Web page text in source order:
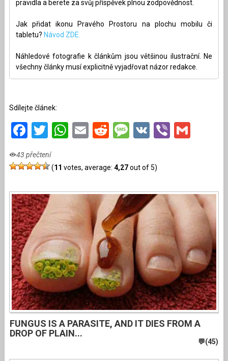
pravidla a berete za svůj příspěvek plnou zodpovědnost.
Jak přidat ikonu Pravého Prostoru na plochu mobilu či
tabletu? Návod ZDE.
Náhledové fotografie k článkům jsou většinou ilustrační. Ne
všechny články musí explicitně vyjadřovat názor redakce.
Sdílejte článek:
Facebook
Twitter
WhatsApp
EmailRedditMessage
VKViber
43 přečtení
(11 votes, average: 4,27out of 5)
FUNGUS IS A PARASITE, AND IT DIES FROM A
DROP OF PLAIN...